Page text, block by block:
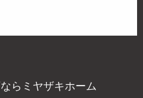
らミヤザキホーム